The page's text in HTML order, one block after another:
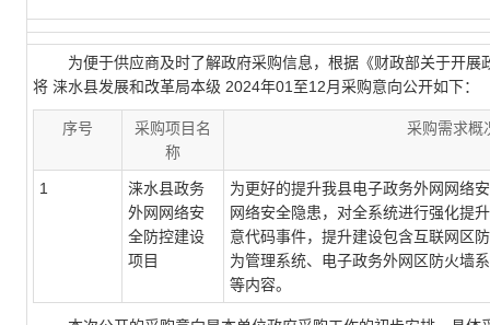
为便于供应商及时了解政府采购信息，根据《财政部关于开展
将 涞水县发展和改革局本级 2024年01至12月采购意向公开如下：
序号
采购项目名
称
采购需求概
1
涞水县政务
外网网络安
全防控建设
项目
为更好的提升我县电子政务外网网络
网络安全隐患，对全系统进行强化提
意代码事件，提升建设包含互联网区
为管理系统、电子政务外网区防火墙
等内容。